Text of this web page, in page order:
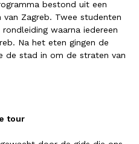
bestond uit een
Zagreb. Twee studenten
waarna iedereen
Na het eten gingen de
de stad in om de straten van
tour